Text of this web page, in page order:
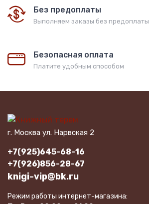
Без предоплаты
Выполняем заказы без предоплаты
Безопасная оплата
Платите удобным способом
г. Москва ул. Нарвская 2
+7(925)645-68-16
+7(926)856-28-67
knigi-vip@bk.ru
Режим работы интернет-магазина: